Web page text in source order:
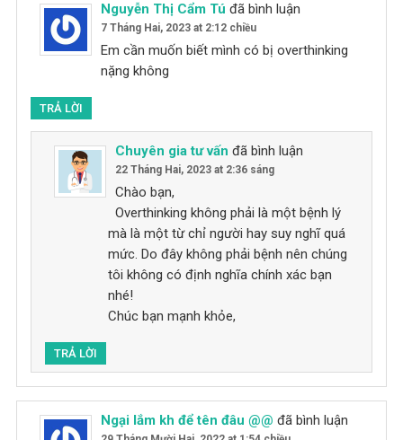
Nguyễn Thị Cẩm Tú đã bình luận
7 Tháng Hai, 2023 at 2:12 chiều
Em cần muốn biết mình có bị overthinking
nặng không
TRẢ LỜI
Chuyên gia tư vấn đã bình luận
22 Tháng Hai, 2023 at 2:36 sáng
Chào bạn,
Overthinking không phải là một bệnh lý
mà là một từ chỉ người hay suy nghĩ quá
mức. Do đây không phải bệnh nên chúng
tôi không có định nghĩa chính xác bạn
nhé!
Chúc bạn mạnh khỏe,
TRẢ LỜI
Ngại lắm kh để tên đâu @@ đã bình luận